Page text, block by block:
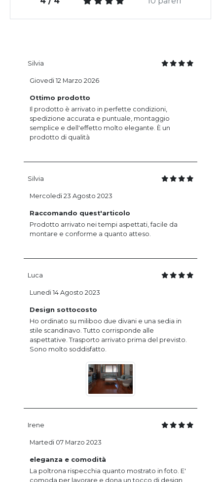
Silvia
Ottimo prodotto
Il prodotto è arrivato in perfette condizioni,
spedizione accurata e puntuale, montaggio
semplice e dell'effetto molto elegante. È un
prodotto di qualità
Giovedi 12 Marzo 2026
Silvia
Raccomando quest'articolo
Prodotto arrivato nei tempi aspettati, facile da
montare e conforme a quanto atteso.
Mercoledi 23 Agosto 2023
Luca
Design sottocosto
Ho ordinato su miliboo due divani e una sedia in
stile scandinavo. Tutto corrisponde alle
aspettative. Trasporto arrivato prima del previsto.
Sono molto soddisfatto.
Lunedi 14 Agosto 2023
Irene
eleganza e comodità
La poltrona rispecchia quanto mostrato in foto. E'
comoda per lavorare e dona un tocco di design
Martedi 07 Marzo 2023